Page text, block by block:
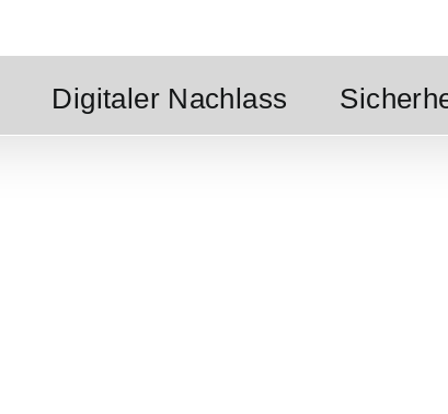
Digitaler Nachlass